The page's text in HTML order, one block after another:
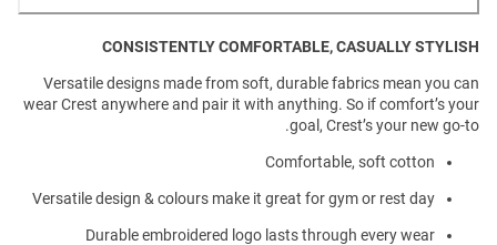
CONSISTENTLY COMFORTABLE, CASUALLY STYLISH
Versatile designs made from soft, durable fabrics mean you can
wear Crest anywhere and pair it with anything. So if comfort’s your
goal, Crest’s your new go-to.
Comfortable, soft cotton
Versatile design & colours make it great for gym or rest day
Durable embroidered logo lasts through every wear